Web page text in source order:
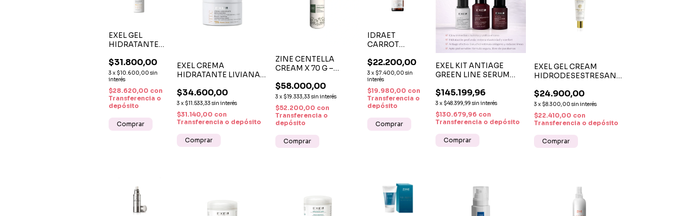
EXEL GEL
HIDRATANTE
CON
LIPOSOMAS DE
VITAMINA C
30ML
$31.800,00
3 x $10.600,00 sin
interés
$28.620,00 con
Transferencia o
depósito
EXEL CREMA
HIDRATANTE LIVIANA
MULTIPÉPTIDOS 48ML
$34.600,00
3 x $11.533,33 sin interés
$31.140,00 con
Transferencia o depósito
ZINE CENTELLA
CREAM X 70 G –
REPARADORA Y
DESENSIBILIZANTE
CON CENTELLA
ASIÁTICA
$58.000,00
3 x $19.333,33 sin interés
$52.200,00 con
Transferencia o
depósito
IDRAET
CARROT
BLEND X 30 ML
– ACEITE
FACIAL
NATURAL
HIDRATANTE Y
LUMINOSO
$22.200,00
3 x $7.400,00 sin
interés
$19.980,00 con
Transferencia o
depósito
EXEL KIT ANTIAGE
GREEN LINE SERUM
HYDRATING +
BAKUCHIOL
$145.199,96
3 x $48.399,99 sin interés
$130.679,96 con
Transferencia o depósito
EXEL GEL CREAM
HIDRODESESTRESANTE
ANTIOXIDANTE X 30 ML
$24.900,00
3 x $8.300,00 sin interés
$22.410,00 con
Transferencia o depósito